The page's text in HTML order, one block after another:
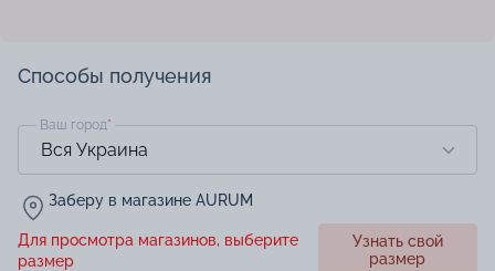
Способы получения
Ваш город*
Заберу в магазине AURUM
Для просмотра магазинов, выберите
размер
Узнать свой
размер